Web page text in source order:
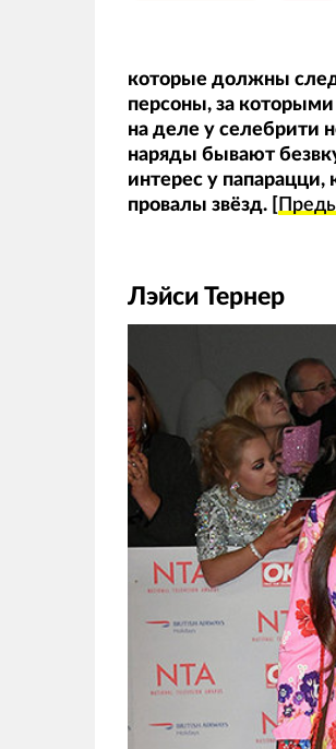
которые должны
персоны, за
на деле у селебрити
наряды бывают
интерес у папарацци,
провалы звёзд. [
Лэйси Тернер